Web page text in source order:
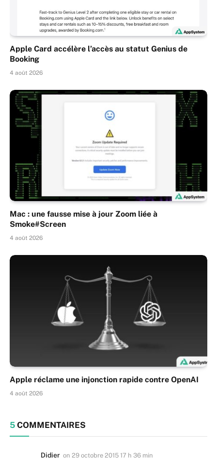
Apple Card accélère l’accès au statut Genius de
Booking
4 août 2026
Mac : une fausse mise à jour Zoom liée à
Smoke#Screen
4 août 2026
Apple réclame une injonction rapide contre OpenAI
4 août 2026
5 COMMENTAIRES
Didier on 29 octobre 2015 17 h 36 min